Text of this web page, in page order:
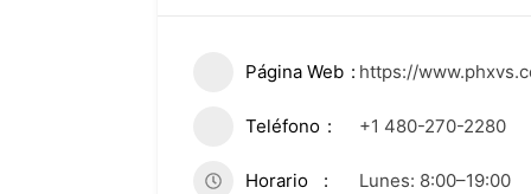
Página Web https://
Teléfono +1 480-270-2280
Horario
Lunes: 8:00–19:00